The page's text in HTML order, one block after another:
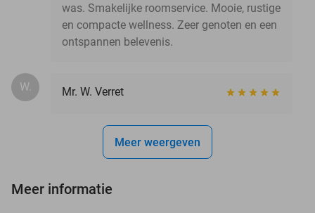
was. Smakelijke roomservice. Mooie, rustige
en compacte wellness. Zeer genoten en een
ontspannen belevenis.
W. Mr. W. Verret
Meer weergeven
Meer informatie